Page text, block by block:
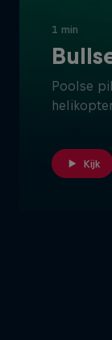
1 min
Poolse
Kijk